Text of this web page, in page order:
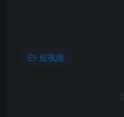
短视频